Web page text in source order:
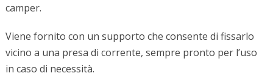
camper.
Viene fornito con un supporto che consente di fissarlo
vicino a una presa di corrente, sempre pronto per l’uso
in caso di necessità.